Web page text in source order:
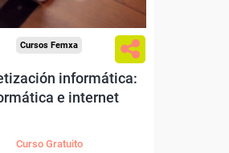
Cursos Femxa
informática:
e internet
Curso Gratuito